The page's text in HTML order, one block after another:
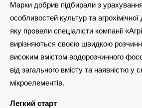
Марки добрив підбирали з
особливостей культур та агрохімічної
яку провели спеціалісти компанії
вирізняються своєю швидкою
високим вмістом водорозчинного
від загального вмісту та наявністю у
мікроелементів.
Легкий старт